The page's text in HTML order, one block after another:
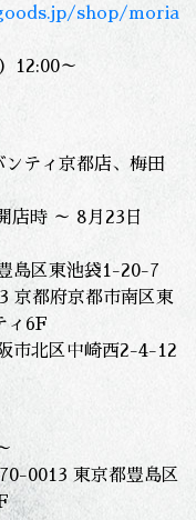
shop/moria
12:00～
ティ京都店、梅田
店時 ～ 8月23日
島区東池袋1-20-7
京都府京都市南区東
ィ6F
市北区中崎西2-4-12
0013 東京都豊島区